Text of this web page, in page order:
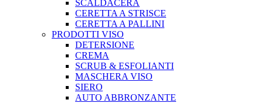
SCALDACERA
CERETTA A STRISCE
CERETTA A PALLINI
PRODOTTI VISO
DETERSIONE
CREMA
SCRUB & ESFOLIANTI
MASCHERA VISO
SIERO
AUTO ABBRONZANTE